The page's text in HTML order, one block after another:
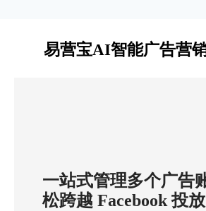
易营宝AI智能广告营
一站式管理多个广告
松跨越 Facebook 投